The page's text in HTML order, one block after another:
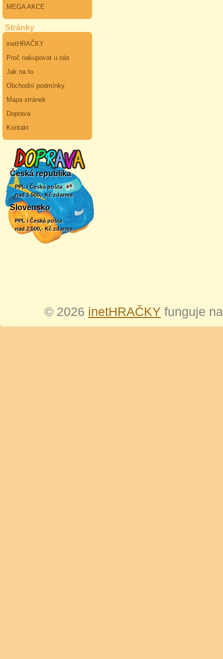
MEGA AKCE
Stránky
inetHRAČKY
Proč nakupovat u nás
Jak na to
Obchodní podmínky
Mapa stránek
Doprava
Kontakt
Česká republika
PPL i Česká pošta
nad 1 500,- Kč zdarma
Slovensko
PPL i Česká pošta
nad 2 500,- Kč zdarma
© 2026 inetHRAČKY funguje